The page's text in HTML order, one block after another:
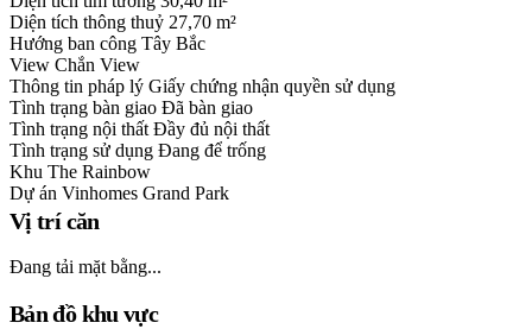
Diện tích thông thuỷ 27,70 m²
Hướng ban công Tây Bắc
View Chắn View
Thông tin pháp lý Giấy chứng nhận quyền sử dụng
Tình trạng bàn giao Đã bàn giao
Tình trạng nội thất Đầy đủ nội thất
Tình trạng sử dụng Đang để trống
Khu The Rainbow
Dự án Vinhomes Grand Park
Vị trí căn
Đang tải mặt bằng...
Bản đồ khu vực